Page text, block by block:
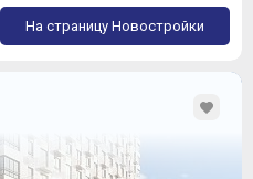
На страницу Новостройки